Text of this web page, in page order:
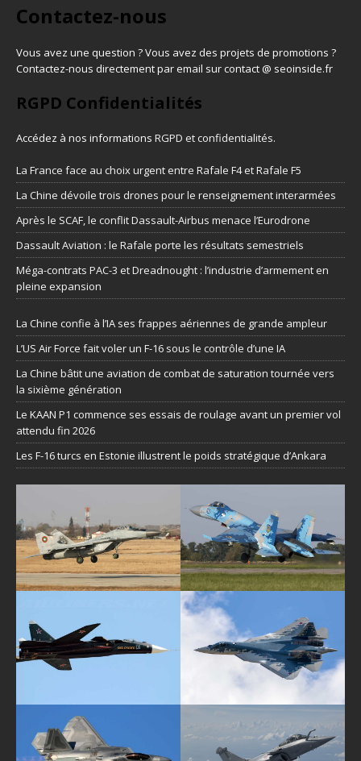
Contactez-nous
Vous avez une question ? Vous avez des projets de promotions ?
Contactez-nous directement par email sur contact @ seoinside.fr
RGPD Confidentialités
Accédez à nos informations RGPD et confidentialités.
La France face au choix urgent entre Rafale F4 et Rafale F5
La Chine dévoile trois drones pour le renseignement interarmées
Après le SCAF, le conflit Dassault-Airbus menace l’Eurodrone
Dassault Aviation : le Rafale porte les résultats semestriels
Méga-contrats PAC-3 et Dreadnought : l’industrie d’armement en
pleine expansion
La Chine confie à l’IA ses frappes aériennes de grande ampleur
L’US Air Force fait voler un F-16 sous le contrôle d’une IA
La Chine bâtit une aviation de combat de saturation tournée vers
la sixième génération
Le KAAN P1 commence ses essais de roulage avant un premier vol
attendu fin 2026
Les F-16 turcs en Estonie illustrent le poids stratégique d’Ankara